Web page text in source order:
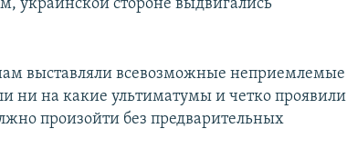
украинской стороне выдвигались
выставляли всевозможные неприемлемые
ни на какие ультиматумы и четко проявили
произойти без предварительных